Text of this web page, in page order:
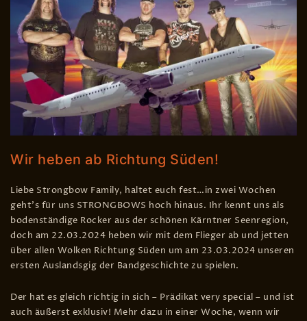
Wir heben ab Richtung Süden!
Liebe Strongbow Family, haltet euch fest…in zwei Wochen
geht’s für uns STRONGBOWS hoch hinaus. Ihr kennt uns als
bodenständige Rocker aus der schönen Kärntner Seenregion,
doch am 22.03.2024 heben wir mit dem Flieger ab und jetten
über allen Wolken Richtung Süden um am 23.03.2024 unseren
ersten Auslandsgig der Bandgeschichte zu spielen.
Der hat es gleich richtig in sich – Prädikat very special – und ist
auch äußerst exklusiv! Mehr dazu in einer Woche, wenn wir